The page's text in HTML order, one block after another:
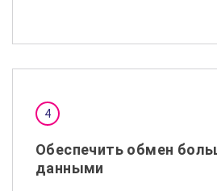
Обеспечить обмен
данными